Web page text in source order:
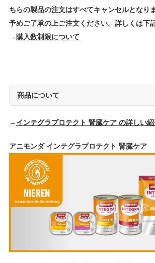
ちらの製品の注文はすべてキャンセルとなりま
予めご了承の上ご注文ください。詳しくは下
→ 購入数制限について
商品について
→ インテグラプロテクト 腎臓ケア の詳しい
アニモンダ インテグラプロテクト 腎臓ケア